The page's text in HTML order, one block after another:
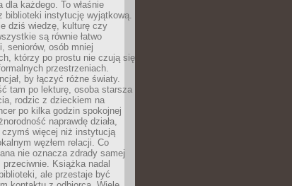
dla każdego. To właśnie
biblioteki instytucję wyjątkową.
dziś wiedzę, kulturę czy
są równie łatwo
seniorów, osób mniej
którzy po prostu nie czują się
przestrzeniach.
by łączyć różne światy.
tam po lekturę, osoba starsza
rodzic z dzieckiem na
po kilka godzin spokojnej
naprawdę działa,
czymś więcej niż instytucją
węzłem relacji. Co
nie oznacza zdrady samej
Książka nadal
ale przestaje być